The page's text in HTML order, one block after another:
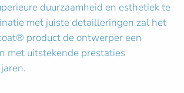
duurzaamheid en esthetiek te
met juiste detailleringen zal het
product de ontwerper een
met uitstekende prestaties